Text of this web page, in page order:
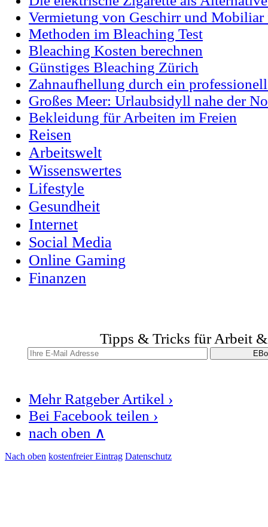
Vermietung von Geschirr und Mobiliar
Methoden im Bleaching Test
Bleaching Kosten berechnen
Günstiges Bleaching Zürich
Zahnaufhellung durch ein
Großes Meer: Urlaubsidyll nahe der
Bekleidung für Arbeiten im Freien
Reisen
Arbeitswelt
Wissenswertes
Lifestyle
Gesundheit
Internet
Social Media
Online Gaming
Finanzen
Tipps & Tricks für Arbeit
Mehr Ratgeber Artikel ›
Bei Facebook teilen ›
nach oben ∧
Nach oben kostenfreier Eintrag Datenschutz